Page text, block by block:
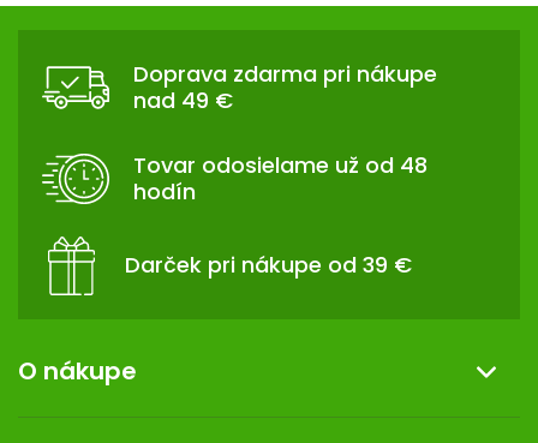
Doprava zdarma pri nákupe
nad 49 €
Tovar odosielame už od 48
hodín
Darček pri nákupe od 39 €
O nákupe